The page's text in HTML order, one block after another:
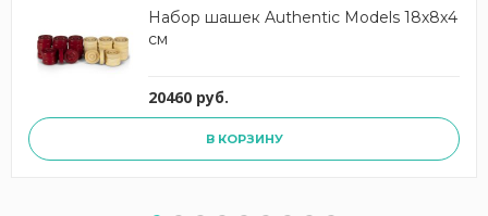
Набор шашек Authentic Models 18х8х4
см
20460 руб.
В КОРЗИНУ